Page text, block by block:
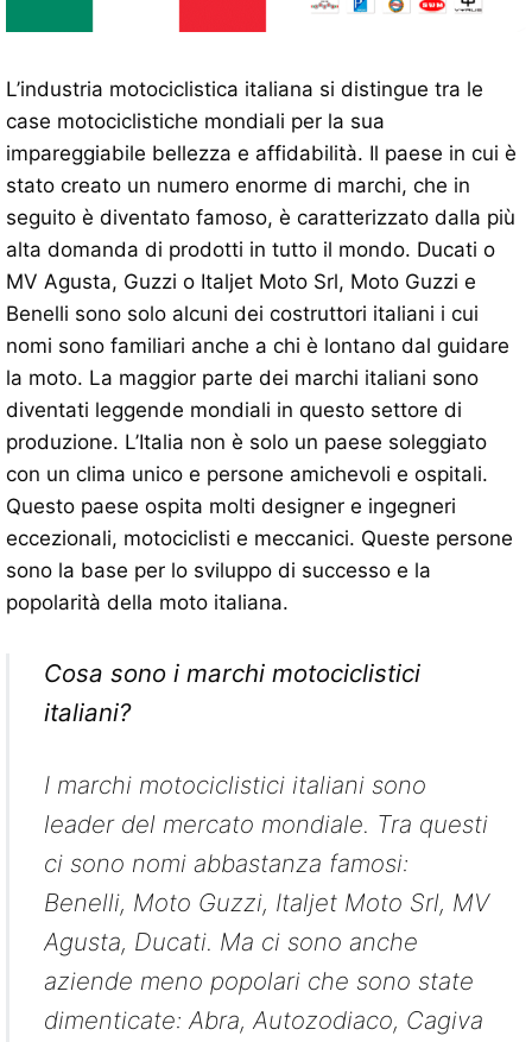
L’industria motociclistica italiana si distingue tra le
case motociclistiche mondiali per la sua
impareggiabile bellezza e affidabilità. Il paese in cui è
stato creato un numero enorme di marchi, che in
seguito è diventato famoso, è caratterizzato dalla più
alta domanda di prodotti in tutto il mondo. Ducati o
MV Agusta, Guzzi o Italjet Moto Srl, Moto Guzzi e
Benelli sono solo alcuni dei costruttori italiani i cui
nomi sono familiari anche a chi è lontano dal guidare
la moto. La maggior parte dei marchi italiani sono
diventati leggende mondiali in questo settore di
produzione. L’Italia non è solo un paese soleggiato
con un clima unico e persone amichevoli e ospitali.
Questo paese ospita molti designer e ingegneri
eccezionali, motociclisti e meccanici. Queste persone
sono la base per lo sviluppo di successo e la
popolarità della moto italiana.
Cosa sono i marchi motociclistici
italiani?
I marchi motociclistici italiani sono
leader del mercato mondiale. Tra questi
ci sono nomi abbastanza famosi:
Benelli, Moto Guzzi, Italjet Moto Srl, MV
Agusta, Ducati. Ma ci sono anche
aziende meno popolari che sono state
dimenticate: Abra, Autozodiaco, Cagiva